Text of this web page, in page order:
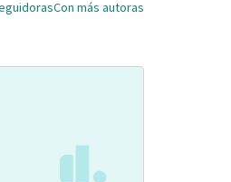
Con más autoras